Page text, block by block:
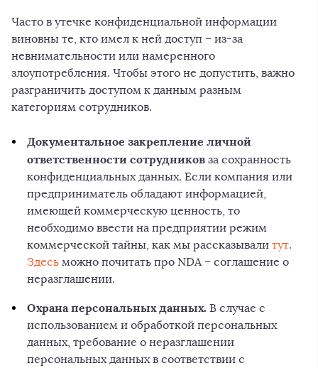
Часто в утечке конфиденциальной информации
виновны те, кто имел к ней доступ – из-за
невнимательности или намеренного
злоупотребления. Чтобы этого не допустить, важно
разграничить доступом к данным разным
категориям сотрудников.
Документальное закрепление личной
ответственности сотрудников за сохранность
конфиденциальных данных. Если компания или
предприниматель обладают информацией,
имеющей коммерческую ценность, то
необходимо ввести на предприятии режим
коммерческой тайны, как мы рассказывали тут.
Здесь можно почитать про NDA – соглашение о
неразглашении.
Охрана персональных данных. В случае с
использованием и обработкой персональных
данных, требование о неразглашении
персональных данных в соответствии с